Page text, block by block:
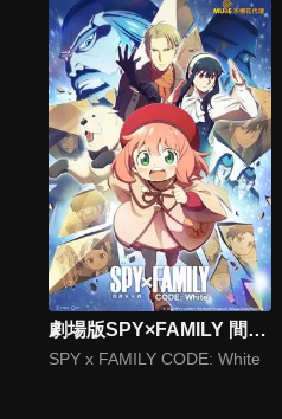
劇場版SPY×FAMILY 間諜家家酒 CODE: White(國)
SPY x FAMILY CODE: White